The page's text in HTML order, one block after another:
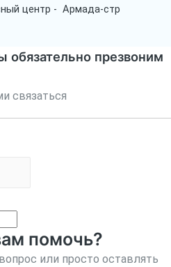
центр - Армада-стр
презвоним
связаться
помочь?
или просто оставлять